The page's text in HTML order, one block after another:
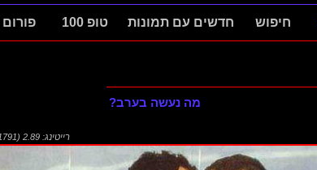
חיפוש חדשים עם תמונות טופ 100 פורום
מה נעשה בערב?
רייטינג: 2.89 (1791)